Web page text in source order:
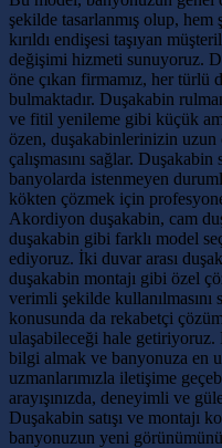
şekilde tasarlanmış olup, hem
kırıldı endişesi taşıyan
değişimi hizmeti sunuyoruz.
öne çıkan firmamız, her türlü
bulmaktadır. Duşakabin
ve fitil yenileme gibi küçük
özen, duşakabinlerinizin uzun
çalışmasını sağlar. Duşakabin
banyolarda istenmeyen
kökten çözmek için
Akordiyon duşakabin, cam
duşakabin gibi farklı model
ediyoruz. İki duvar arası
duşakabin montajı gibi özel
verimli şekilde kullanılmasını
konusunda da rekabetçi
ulaşabileceği hale getiriyoruz.
bilgi almak ve banyonuza en
uzmanlarımızla iletişime
arayışınızda, deneyimli ve
Duşakabin satışı ve montajı
banyonuzun yeni